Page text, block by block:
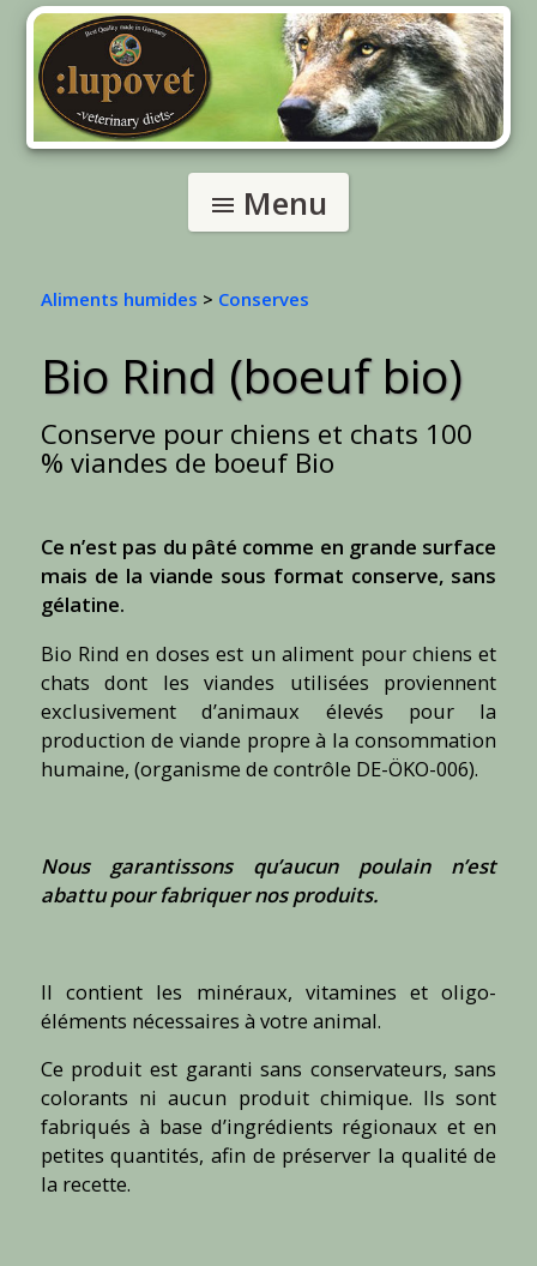
menu Menu
Aliments humides > Conserves
Bio Rind (boeuf bio)
Conserve pour chiens et chats 100
% viandes de boeuf Bio
Ce n’est pas du pâté comme en grande surface
mais de la viande sous format conserve, sans
gélatine.
Bio Rind en doses est un aliment pour chiens et
chats dont les viandes utilisées proviennent
exclusivement d’animaux élevés pour la
production de viande propre à la consommation
humaine, (organisme de contrôle DE-ÖKO-006).
Nous garantissons qu’aucun poulain n’est
abattu pour fabriquer nos produits.
Il contient les minéraux, vitamines et oligo-
éléments nécessaires à votre animal.
Ce produit est garanti sans conservateurs, sans
colorants ni aucun produit chimique. Ils sont
fabriqués à base d’ingrédients régionaux et en
petites quantités, afin de préserver la qualité de
la recette.